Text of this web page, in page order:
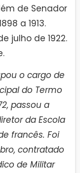
de Senador
a 1913.
julho de 1922.
o cargo de
do Termo
passou a
da Escola
francês. Foi
contratado
de Militar